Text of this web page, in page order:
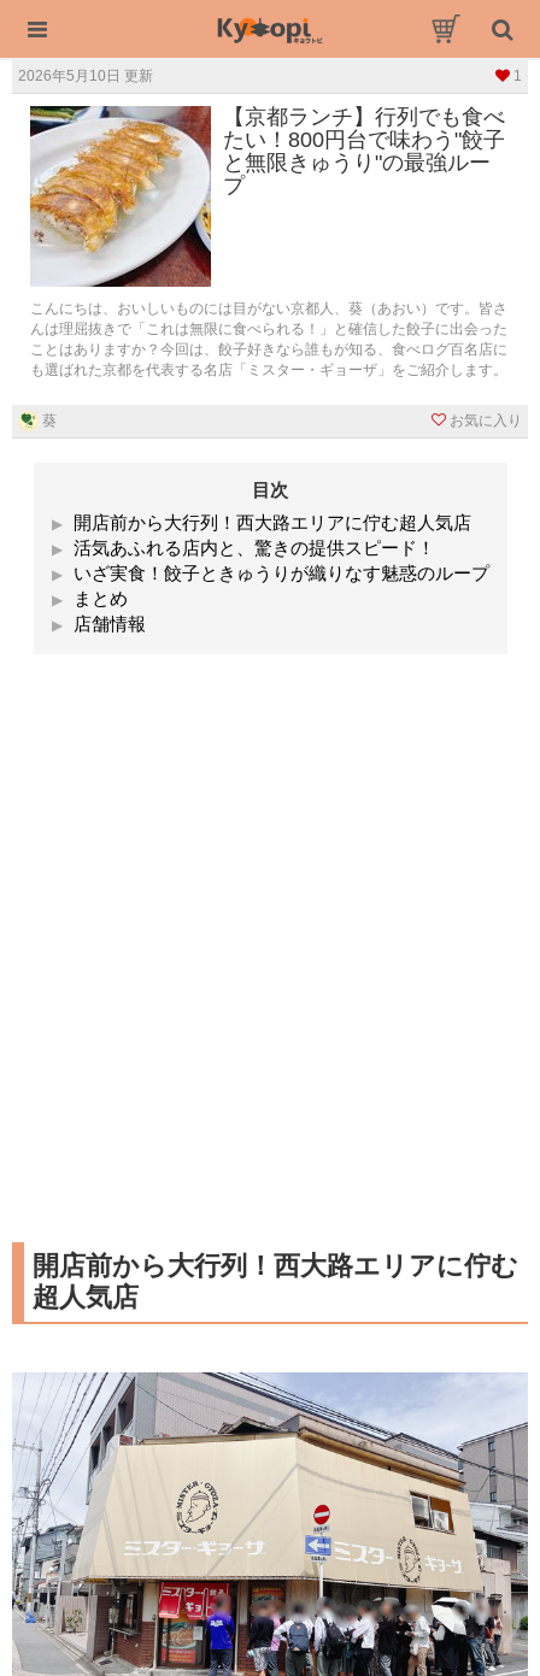
2026年5月10日 更新 1
【京都ランチ】行列でも食べ
たい！800円台で味わう"餃子
と無限きゅうり"の最強ルー
プ
こんにちは、おいしいものには目がない京都人、葵（あおい）です。皆さ
んは理屈抜きで「これは無限に食べられる！」と確信した餃子に出会った
ことはありますか？今回は、餃子好きなら誰もが知る、食べログ百名店に
も選ばれた京都を代表する名店「ミスター・ギョーザ」をご紹介します。
葵 お気に入り
目次
開店前から大行列！西大路エリアに佇む超人気店
活気あふれる店内と、驚きの提供スピード！
いざ実食！餃子ときゅうりが織りなす魅惑のループ
まとめ
店舗情報
開店前から大行列！西大路エリアに佇む
超人気店